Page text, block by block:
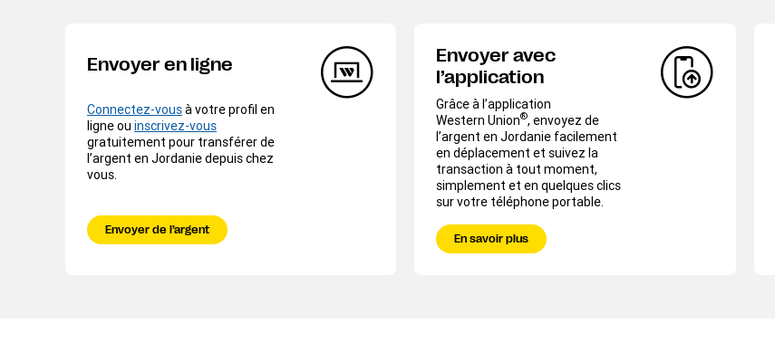
Envoyer en ligne
Connectez-vousà votre profil en
ligne ou inscrivez-vous
gratuitement pour transférer de
l’argent en Jordanie depuis chez
vous.
Envoyer de l’argent
Envoyer avec
l’application
Grâce à l’application
Western Union®, envoyez de
l’argent en Jordanie facilement
en déplacement et suivez la
transaction à tout moment,
simplement et en quelques clics
sur votre téléphone portable.
En savoir plus